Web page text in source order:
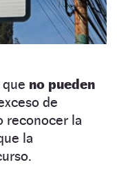
no pueden
de
reconocer la
la